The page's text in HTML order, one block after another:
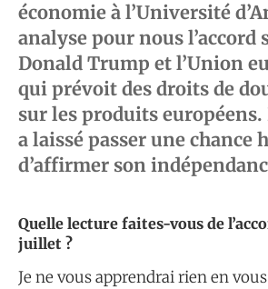
économie à l’Université
analyse pour nous l’accord
Donald Trump et l’Union
qui prévoit des droits de
sur les produits européens.
a laissé passer une chance
d’affirmer son
Quelle lecture faites-vous de
juillet ?
Je ne vous apprendrai rien en